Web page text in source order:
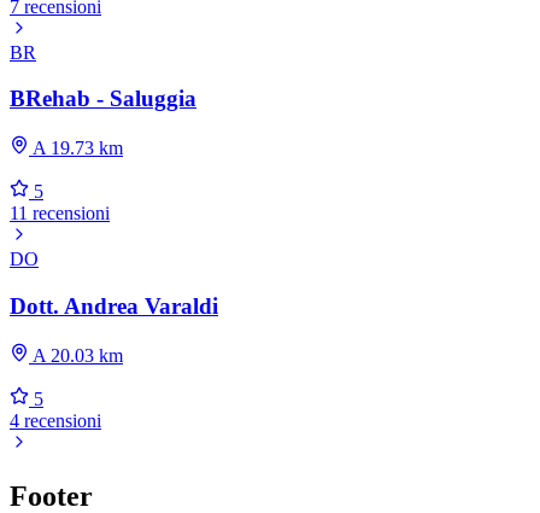
7 recensioni
BR
BRehab - Saluggia
A 19.73 km
5
11 recensioni
DO
Dott. Andrea Varaldi
A 20.03 km
5
4 recensioni
Footer